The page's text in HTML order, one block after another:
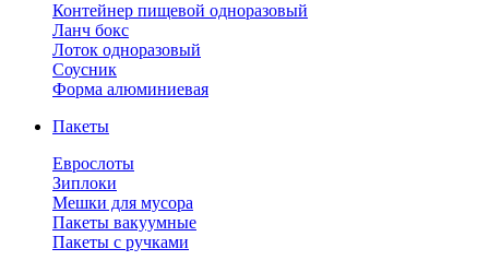
Контейнер пищевой одноразовый
Ланч бокс
Лоток одноразовый
Соусник
Форма алюминиевая
Пакеты
Еврослоты
Зиплоки
Мешки для мусора
Пакеты вакуумные
Пакеты с ручками